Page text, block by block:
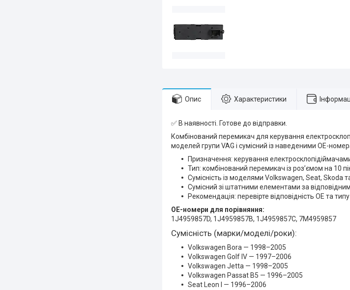
Опис Характеристики
✅ В наявності. Готове до відправки.
Комбінований перемикач для керування
моделей групи VAG і сумісний із наведеними OE-
Призначення: керування
Тип: комбінований перемикач із роз’ємом на 10
Сумісність із моделями Volkswagen, Seat, Skoda
Сумісний зі штатними елементами за
Рекомендація: перевірте відповідність OE та
OE-номери для порівняння:
1J4959857D, 1J4959857B, 1J4959857C, 7M4959857
Сумісність (марки/моделі/роки):
Volkswagen Bora — 1998–2005
Volkswagen Golf IV — 1997–2006
Volkswagen Jetta — 1998–2005
Volkswagen Passat B5 — 1996–2005
Seat Leon I — 1996–2006